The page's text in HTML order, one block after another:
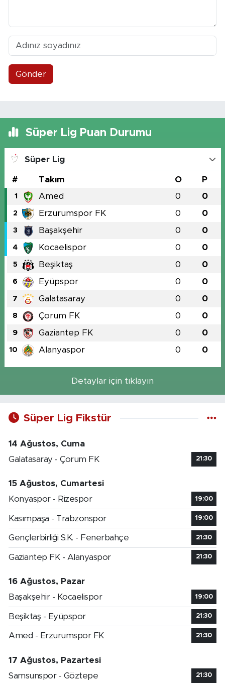
Gönder
Süper Lig Puan Durumu
Süper Lig
# Takım O P
1 Amed 0 0
2 Erzurumspor FK 0 0
3 Başakşehir 0 0
4 Kocaelispor 0 0
5 Beşiktaş 0 0
6 Eyüpspor 0 0
7 Galatasaray 0 0
8 Çorum FK 0 0
9 Gaziantep FK 0 0
10 Alanyaspor 0 0
Detaylar için tıklayın
Süper Lig Fikstür
14 Ağustos, Cuma
Galatasaray - Çorum FK
21:30
15 Ağustos, Cumartesi
Konyaspor - Rizespor
19:00
Kasımpaşa - Trabzonspor 19:00
Gençlerbirliği S.K. - Fenerbahçe 21:30
Gaziantep FK - Alanyaspor 21:30
16 Ağustos, Pazar
Başakşehir - Kocaelispor
19:00
Beşiktaş - Eyüpspor 21:30
Amed - Erzurumspor FK 21:30
17 Ağustos, Pazartesi
Samsunspor - Göztepe
21:30